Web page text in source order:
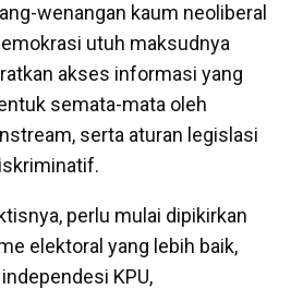
wenangan kaum neoliberal
utuh maksudnya
akses informasi yang
semata-mata oleh
serta aturan legislasi
perlu mulai dipikirkan
elektoral yang lebih baik,
KPU,